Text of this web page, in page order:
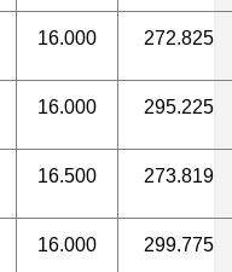
16.000 272.825
16.000 295.225
16.500 273.819
16.000 299.775